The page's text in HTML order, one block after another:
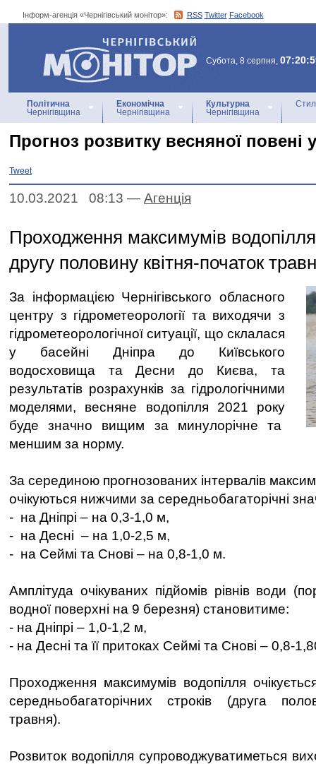
Інформ-агенція «Чернігівський монітор»: RSS Twitter Facebook
Інформ-агенція
«Чернігівський монітор»
Субота, 8 серпня,
Політична
Чернігівщина
Економічна
Чернігівщина
Культурна
Чернігівщина
Прогноз розвитку весняної повені
Tweet
10.03.2021 08:13 — Агенцiя
Проходження максимумів водопілля
другу половину квітня-початок
За інформацією Чернігівського обласного
центру з гідрометеорології та виходячи з
гідрометеорологічної ситуації, що склалася
у басейні Дніпра до Київського
водосховища та Десни до Києва, та
результатів розрахунків за гідрологічними
моделями, весняне водопілля 2021 року
буде значно вищим за минулорічне та
меншим за норму.
За серединою прогнозованих інтервалів
очікуються нижчими за середньобагаторічні
- на Дніпрі – на 0,3-1,0 м,
- на Десні – на 1,0-2,5 м,
- на Сеймі та Снові – на 0,8-1,0 м.
Амплітуда очікуваних підйомів рівнів води
водної поверхні на 9 березня) становитиме:
- на Дніпрі – 1,0-1,2 м,
- на Десні та її притоках Сеймі та Снові – 0,8-
Проходження максимумів водопілля
середньобагаторічних строків (друга
травня).
Розвиток водопілля супроводжуватиметься